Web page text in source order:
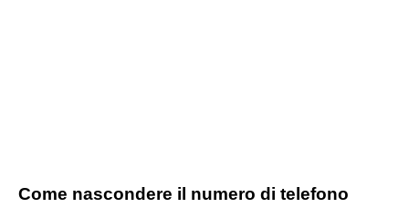
Come nascondere il numero di telefono